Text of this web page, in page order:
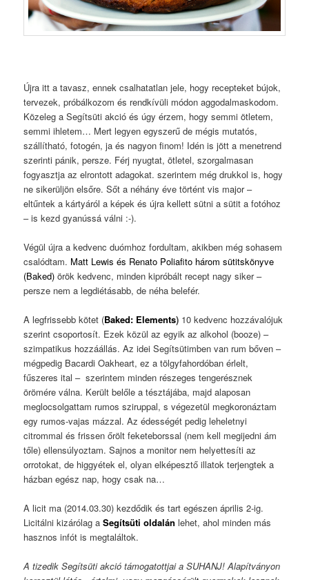
Újra itt a tavasz, ennek csalhatatlan jele, hogy recepteket bújok,
tervezek, próbálkozom és rendkívüli módon aggodalmaskodom.
Közeleg a Segítsüti akció és úgy érzem, hogy semmi ötletem,
semmi ihletem… Mert legyen egyszerű de mégis mutatós,
szállítható, fotogén, ja és nagyon finom! Idén is jött a menetrend
szerinti pánik, persze. Férj nyugtat, ötletel, szorgalmasan
fogyasztja az elrontott adagokat. szerintem még drukkol is, hogy
ne sikerüljön elsőre. Sőt a néhány éve történt vis major –
eltűntek a kártyáról a képek és újra kellett sütni a sütit a fotóhoz
– is kezd gyanússá válni :-).
Végül újra a kedvenc duómhoz fordultam, akikben még sohasem
csalódtam. Matt Lewis és Renato Poliafito három sütitskönyve
(Baked) örök kedvenc, minden kipróbált recept nagy siker –
persze nem a legdiétásabb, de néha belefér.
A legfrissebb kötet (Baked: Elements) 10 kedvenc hozzávalójuk
szerint csoportosít. Ezek közül az egyik az alkohol (booze) –
szimpatikus hozzáállás. Az idei Segítsütimben van rum bőven –
mégpedig Bacardi Oakheart, ez a tölgyfahordóban érlelt,
fűszeres ital – szerintem minden részeges tengerésznek
örömére válna. Került belőle a tésztájába, majd alaposan
meglocsolgattam rumos sziruppal, s végezetül megkoronáztam
egy rumos-vajas mázzal. Az édességét pedig leheletnyi
citrommal és frissen őrölt feketeborssal (nem kell megijedni ám
tőle) ellensúlyoztam. Sajnos a monitor nem helyettesíti az
orrotokat, de higgyétek el, olyan elképesztő illatok terjengtek a
házban egész nap, hogy csak na…
A licit ma (2014.03.30) kezdődik és tart egészen április 2-ig.
Licitálni kizárólag aSegítsüti oldalánlehet, ahol minden más
hasznos infót is megtaláltok.
A tizedik Segítsüti akció támogatottjai a SUHANJ! Alapítványon